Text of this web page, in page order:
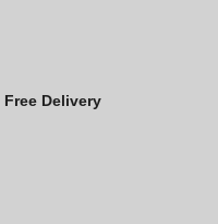
Free Delivery